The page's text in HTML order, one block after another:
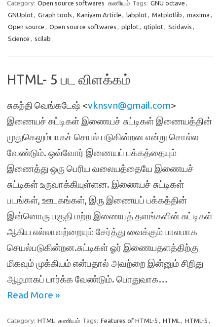
Category: Open source softwares கணியம் Tags: GNU octave ,
GNUplot, Graph tools , Kaniyam Article , labplot, Matplotlib , maxima ,
Open source , Open source softwares , plplot, qtiplot, Scidavis ,
Science , scilab
HTML- 5 பட விளக்கம்
சுகந்தி வெங்கடேஷ் <vknsvn@gmail.com>
இணையச் சுட்டிகள் இணையச் சுட்டிகள் இணையத்தின்
முதுகெலும்பாகச் செயல் படுகின்றன என்று சொல்ல
வேண்டும். ஒவ்வோர் இணையப் பக்கத்தையும்
இணைத்து ஒரு பெரிய வலையத்தையே இணையச்
சுட்டிகள் உருவாக்கியுள்ளன. இணையச் சுட்டிகள்
படங்கள், ஊடகங்கள், இரு இணையப் பக்கத்தின்
இன்னொரு பகுதி மற்ற இணையத் தளங்களின் சுட்டிகள்
ஆகிய எல்லாவற்றையும் சேர்த்து வைக்கும் பாலமாக
செயல்படுகின்றன.சுட்டிகள் ஓர் இணையதளத்திற்கு
மிகவும் முக்கியம் என்பதால் அவற்றை இன்னும் சிறிது
ஆழமாகப் பார்க்க வேண்டும். பொதுவாக…
Read More »
Category: HTML கணியம் Tags: Features of HTML-5 , HTML , HTML-5 ,